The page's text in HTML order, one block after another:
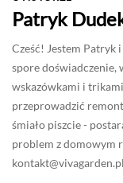
Patryk
Cześć! Jestem Patryk
spore doświadczenie,
wskazówkami i
przeprowadzić
śmiało piszcie -
problem z domowym
kontakt@vivagarden.pl